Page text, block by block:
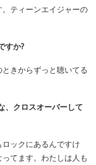
ティーンエイジャーの
すか?
きからずっと聴いてる
、クロスオーバーして
ックにあるんですけ
てます。わたしは人も